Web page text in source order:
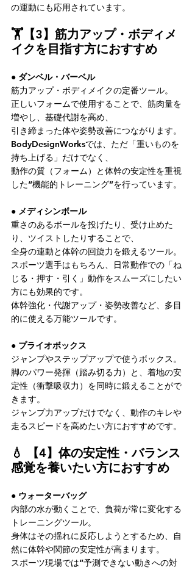
の運動にも応用されています。
🏋️【3】筋力アップ・ボディメ
イクを目指す方におすすめ
● ダンベル・バーベル
筋力アップ・ボディメイクの定番ツール。
正しいフォームで使用することで、筋肉量を
増やし、基礎代謝を高め、
引き締まった体や姿勢改善につながります。
BodyDesignWorksでは、ただ「重いものを
持ち上げる」だけでなく、
動作の質（フォーム）と体幹の安定性を重視
した“機能的トレーニング”を行っています。
● メディシンボール
重さのあるボールを投げたり、受け止めた
り、ツイストしたりすることで、
全身の連動と体幹の回旋力を鍛えるツール。
スポーツ選手はもちろん、日常動作での「ね
じる・押す・引く」動作をスムーズにしたい
方にも効果的です。
体幹強化・代謝アップ・姿勢改善など、多目
的に使える万能ツールです。
● プライオボックス
ジャンプやステップアップで使うボックス。
脚のパワー発揮（踏み切る力）と、着地の安
定性（衝撃吸収力）を同時に鍛えることがで
きます。
ジャンプ力アップだけでなく、動作のキレや
走るスピードを高めたい方におすすめです。
💧 【4】体の安定性・バランス
感覚を養いたい方におすすめ
● ウォーターバッグ
内部の水が動くことで、負荷が常に変化する
トレーニングツール。
身体はその揺れに反応しようとするため、自
然に体幹や関節の安定性が高まります。
スポーツ現場では“予測できない動きへの対